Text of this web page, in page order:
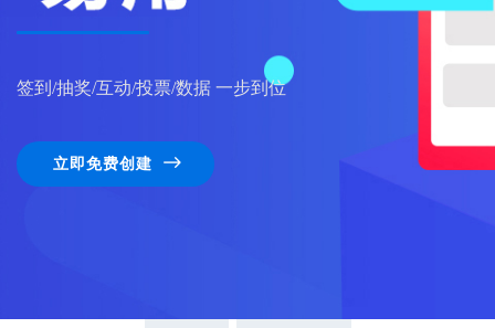
签到/抽奖/互动/投票/数据 一步到位
立即免费创建